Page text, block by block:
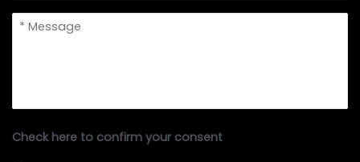
message
Check here to confirm your consent